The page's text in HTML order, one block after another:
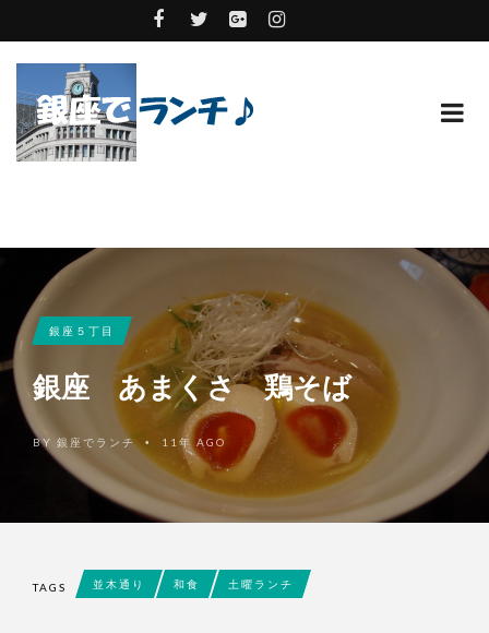
銀座５丁目
銀座 あまくさ 鶏そば
BY 銀座でランチ • 11年 AGO
TAGS 並木通り 和食 土曜ランチ